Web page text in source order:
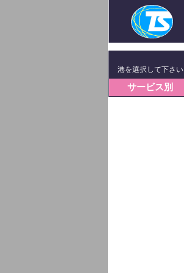
港を選択して下さい
サービス別